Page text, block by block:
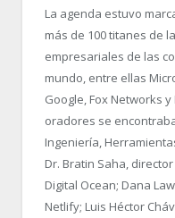
La agenda estuvo
más de 100 titanes de
empresariales de las
mundo, entre ellas
Google, Fox Networks
oradores se
Ingeniería,
Dr. Bratin Saha,
Digital Ocean; Dana
Netlify; Luis Héctor